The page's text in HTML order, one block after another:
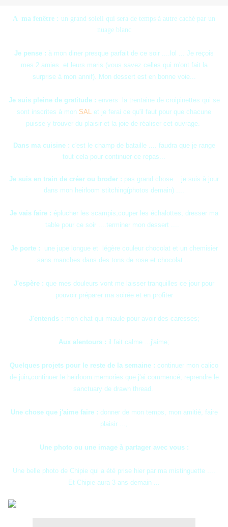
A ma fenêtre : un grand soleil qui sera de temps à autre caché par un
nuage blanc
Je pense : à mon diner presque parfait de ce soir ....lol ... Je reçois
mes 2 amies et leurs maris (vous savez celles qui m'ont fait la
surprise à mon annif). Mon dessert est en bonne voie...
Je suis pleine de gratitude : envers la trentaine de croipinettes qui se
sont inscrites à mon SAL et je ferai ce qu'il faut pour que chacune
puisse y trouver du plaisir et la joie de réaliser cet ouvrage.
Dans ma cuisine : c'est le champ de bataille .... faudra que je range
tout cela pour continuer ce repas...
Je suis en train de créer ou broder : pas grand chose... je suis à jour
dans mon heirloom stitching(photos demain) ....
Je vais faire : éplucher les scampis,couper les échalottes, dresser ma
table pour ce soir ....terminer mon dessert ....
Je porte :
une jupe longue et légère couleur chocolat et un chemisier
sans manches dans des tons de rose et chocolat ...
J'espère : que mes douleurs vont me laisser tranquilles ce jour pour
pouvoir préparer ma soirée et en profiter
J'entends : mon chat qui miaule pour avoir des caresses;
Aux alentours : il fait calme ...j'aime;
Quelques projets pour le reste de la semaine : continuer mon calico
de juin,continuer le heirloom memories que j'ai commencé, reprendre le
sanctuary de drawn thread.
Une chose que j'aime faire : donner de mon temps, mon amitié, faire
plaisir ...,
Une photo ou une image à partager avec vous :
Une belle photo de Chipie qui a été prise hier par ma mistinguette ....
Et Chipie aura 3 ans demain ...